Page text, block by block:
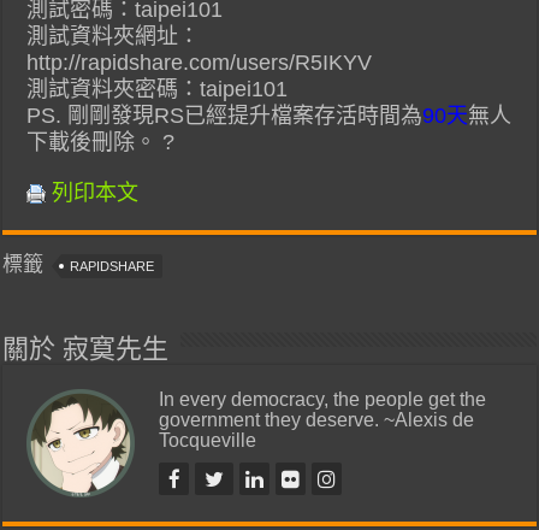
測試密碼：taipei101
測試資料夾網址：
http://rapidshare.com/users/R5IKYV
測試資料夾密碼：taipei101
PS. 剛剛發現RS已經提升檔案存活時間為90天無人
下載後刪除。 ?
列印本文
標籤 RAPIDSHARE
關於 寂寞先生
In every democracy, the people get the
government they deserve. ~Alexis de
Tocqueville